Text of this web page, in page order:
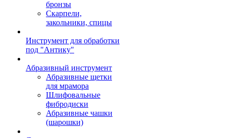
бронзы
Скарпели,
закольники, спицы
Инструмент для обработки
под "Антику"
Абразивный инструмент
Абразивные щетки
для мрамора
Шлифовальные
фибродиски
Абразивные чашки
(шарошки)